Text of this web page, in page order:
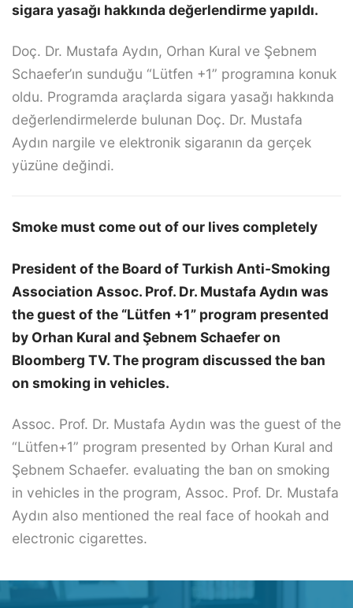
sigara yasağı hakkında değerlendirme yapıldı.
Doç. Dr. Mustafa Aydın, Orhan Kural ve Şebnem
Schaefer’ın sunduğu “Lütfen +1” programına konuk
oldu. Programda araçlarda sigara yasağı hakkında
değerlendirmelerde bulunan Doç. Dr. Mustafa
Aydın nargile ve elektronik sigaranın da gerçek
yüzüne değindi.
Smoke must come out of our lives completely
President of the Board of Turkish Anti-Smoking
Association Assoc. Prof. Dr. Mustafa Aydın was
the guest of the “Lütfen +1” program presented
by Orhan Kural and Şebnem Schaefer on
Bloomberg TV. The program discussed the ban
on smoking in vehicles.
Assoc. Prof. Dr. Mustafa Aydın was the guest of the
“Lütfen+1” program presented by Orhan Kural and
Şebnem Schaefer. evaluating the ban on smoking
in vehicles in the program, Assoc. Prof. Dr. Mustafa
Aydın also mentioned the real face of hookah and
electronic cigarettes.